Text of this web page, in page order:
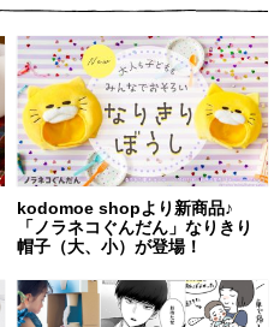
kodomoe shopより新商品♪
「ノラネコぐんだん」なりきり
帽子（大、小）が登場！